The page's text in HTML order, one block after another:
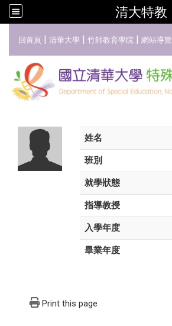
清大特教
回首頁 | 清華大學 | 竹師教育學院 | 網站導覽
姓名
班別
就學狀態
指導教授
入學年度
畢業年度
Print this page